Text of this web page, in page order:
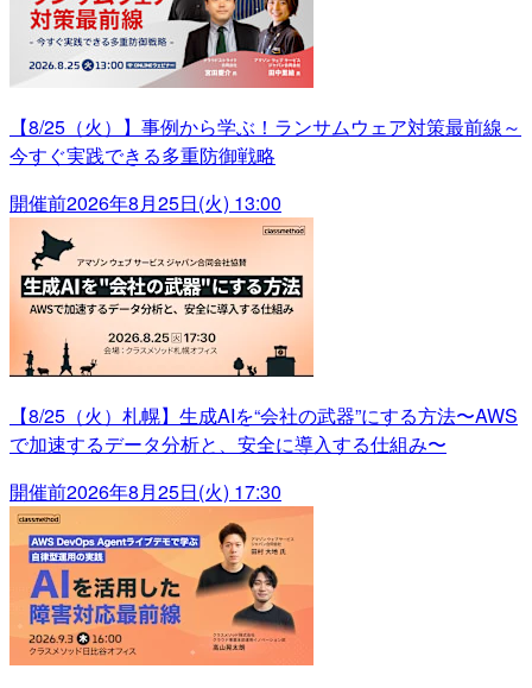
【8/25（火）】事例から学ぶ！ランサムウェア対策最前線～
今すぐ実践できる多重防御戦略
開催前2026年8月25日(火) 13:00
【8/25（火）札幌】生成AIを“会社の武器”にする方法〜AWS
で加速するデータ分析と、安全に導入する仕組み〜
開催前2026年8月25日(火) 17:30